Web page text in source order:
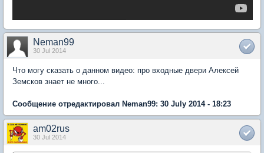
Neman99
30 Jul 2014
Что могу сказать о данном видео: про входные двери Алексей
Земсков знает не много...
Сообщение отредактировал Neman99: 30 July 2014 - 18:23
am02rus
30 Jul 2014